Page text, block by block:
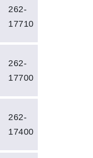
262-
17710
262-
17700
262-
17400